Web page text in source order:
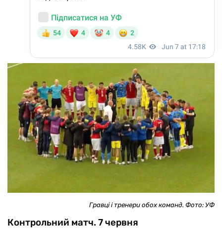
Гравці і тренери обох команд. Фото: УФ
Контрольний матч. 7 червня